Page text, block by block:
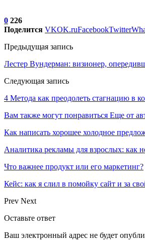
0 226
Поделится VKOK.ruFacebookTwitter
Предыдущая запись
Лестер Вундерман: визионер,
Следующая запись
4 Метода как преодолеть стагнацию в
Вам также могут понравиться Еще от
Как написать хорошее холодное
Аналитика рекламы для взрослых: как
Что важнее продукт или его маркетинг?
Кейс: как я слил в помойку сайт и за
Prev Next
Оставьте ответ
Ваш электронный адрес не будет